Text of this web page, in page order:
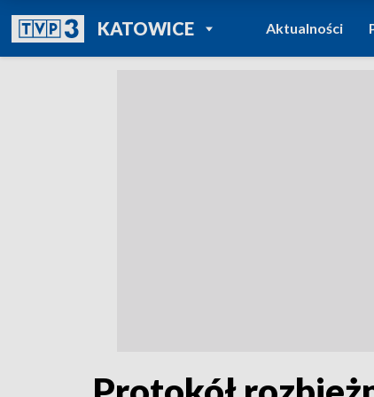
KATOWICEPOWRÓT DO
TVP REGIONY
Aktualności